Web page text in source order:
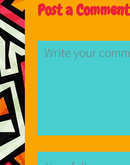
Post a Comment